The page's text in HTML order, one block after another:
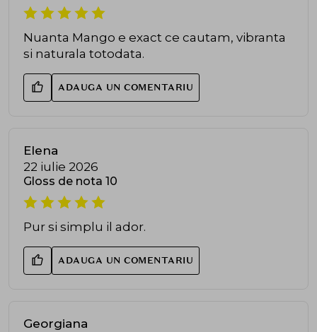
Nuanta Mango e exact ce cautam, vibranta
si naturala totodata.
ADAUGA UN COMENTARIU
Elena
22 iulie 2026
Gloss de nota 10
Pur si simplu il ador.
ADAUGA UN COMENTARIU
Georgiana